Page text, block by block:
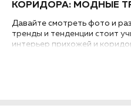
КОРИДОРА: МОДНЫЕ
Давайте смотреть фото и
тренды и тенденции стоит
интерьер прихожей и